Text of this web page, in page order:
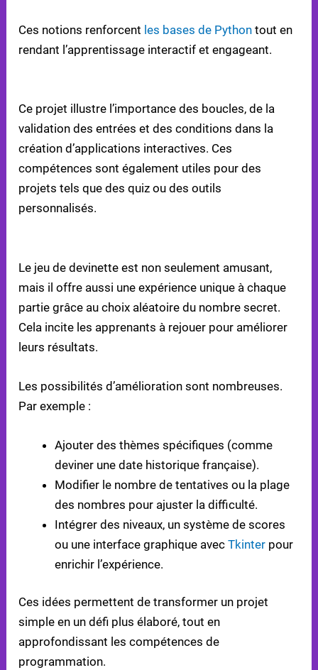
Ces notions renforcent les bases de Python tout en
rendant l’apprentissage interactif et engageant.
Ce projet illustre l’importance des boucles, de la
validation des entrées et des conditions dans la
création d’applications interactives. Ces
compétences sont également utiles pour des
projets tels que des quiz ou des outils
personnalisés.
Le jeu de devinette est non seulement amusant,
mais il offre aussi une expérience unique à chaque
partie grâce au choix aléatoire du nombre secret.
Cela incite les apprenants à rejouer pour améliorer
leurs résultats.
Les possibilités d’amélioration sont nombreuses.
Par exemple :
Ajouter des thèmes spécifiques (comme
deviner une date historique française).
Modifier le nombre de tentatives ou la plage
des nombres pour ajuster la difficulté.
Intégrer des niveaux, un système de scores
ou une interface graphique avecTkinter pour
enrichir l’expérience.
Ces idées permettent de transformer un projet
simple en un défi plus élaboré, tout en
approfondissant les compétences de
programmation.